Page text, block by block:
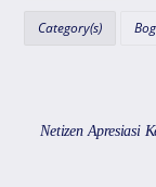
A
k
Category(s)
Netizen Apresiasi